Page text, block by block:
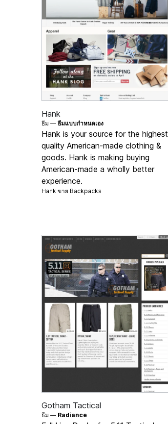
Hank
ธีม —ธีมแบบกำหนดเอง
Hank is your source for the highest
quality American-made clothing &
goods. Hank is making buying
American-made a wholly better
experience.
Hank ขาย Backpacks
Gotham Tactical
ธีม — Radiance